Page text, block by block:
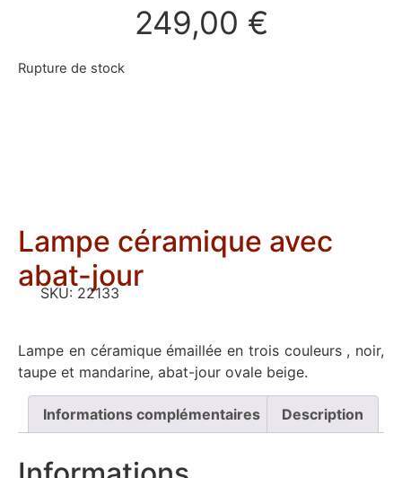
249,00 €
Rupture de stock
Lampe céramique avec
abat-jour
SKU: 22133
Lampe en céramique émaillée en trois couleurs , noir,
taupe et mandarine, abat-jour ovale beige.
Informations complémentaires Description